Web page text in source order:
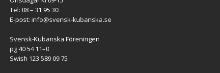
Tel: 08 – 31 95 30
E-post: info@svensk-kubanska.se
Svensk-Kubanska Föreningen
pg 40 54 11–0
Swish 123 589 09 75